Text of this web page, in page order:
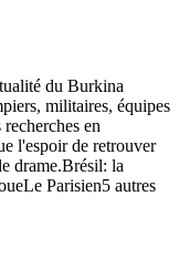
du Burkina
militaires, équipes
en
l'espoir de retrouver
drame.Brésil: la
Parisien5 autres